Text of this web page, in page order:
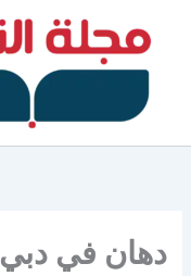
دهان في دبي